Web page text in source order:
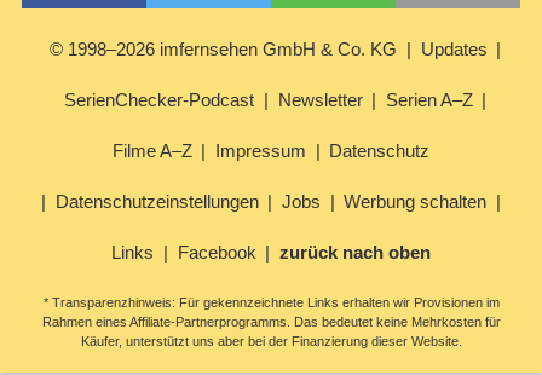
© 1998–2026 imfernsehen GmbH & Co. KG Updates
SerienChecker-Podcast Newsletter Serien A–Z
Filme A–Z Impressum Datenschutz
Datenschutzeinstellungen Jobs Werbung schalten
Links Facebook zurück nach oben
* Transparenzhinweis: Für gekennzeichnete Links erhalten wir Provisionen im
Rahmen eines Affiliate-Partnerprogramms. Das bedeutet keine Mehrkosten für
Käufer, unterstützt uns aber bei der Finanzierung dieser Website.